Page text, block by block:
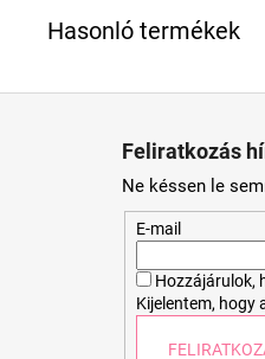
Feliratkozás
Ne késsen le
E-mail
Hozzájárulok,
Kijelentem, hogy